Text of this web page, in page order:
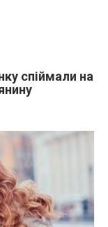
спіймали на